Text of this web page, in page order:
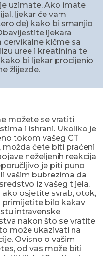
uzimate. Ako imate
ljekar će vam
kako bi smanjio
ljekara
cervikalne kičme sa
uree i kreatinina te
bi ljekar procijenio
žlijezde.
možete se vratiti
i ishrani. Ukoliko je
tokom vašeg CT
možda ćete biti praćeni
neželjenih reakcija
je piti puno
vašim bubrezima da
iz vašeg tijela.
osjetite svrab, otok,
primijetite bilo kakav
intravenske
nakon što se vratite
može ukazivati na
Ovisno o vašim
od vas može biti